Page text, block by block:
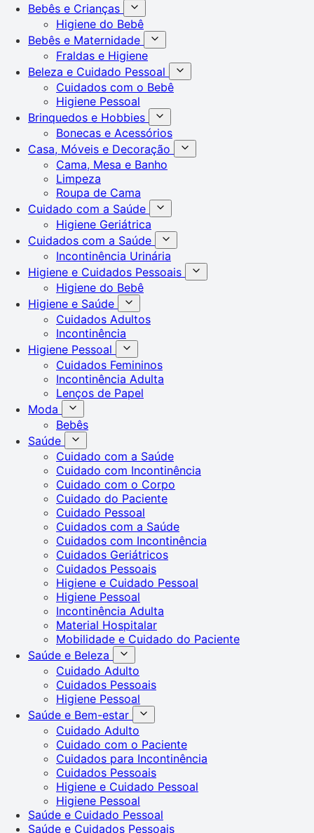
Bebês e Crianças
Higiene do Bebê
Bebês e Maternidade
Fraldas e Higiene
Beleza e Cuidado Pessoal
Cuidados com o Bebê
Higiene Pessoal
Brinquedos e Hobbies
Bonecas e Acessórios
Casa, Móveis e Decoração
Cama, Mesa e Banho
Limpeza
Roupa de Cama
Cuidado com a Saúde
Higiene Geriátrica
Cuidados com a Saúde
Incontinência Urinária
Higiene e Cuidados Pessoais
Higiene do Bebê
Higiene e Saúde
Cuidados Adultos
Incontinência
Higiene Pessoal
Cuidados Femininos
Incontinência Adulta
Lenços de Papel
Moda
Bebês
Saúde
Cuidado com a Saúde
Cuidado com Incontinência
Cuidado com o Corpo
Cuidado do Paciente
Cuidado Pessoal
Cuidados com a Saúde
Cuidados com Incontinência
Cuidados Geriátricos
Cuidados Pessoais
Higiene e Cuidado Pessoal
Higiene Pessoal
Incontinência Adulta
Material Hospitalar
Mobilidade e Cuidado do Paciente
Saúde e Beleza
Cuidado Adulto
Cuidados Pessoais
Higiene Pessoal
Saúde e Bem-estar
Cuidado Adulto
Cuidado com o Paciente
Cuidados para Incontinência
Cuidados Pessoais
Higiene e Cuidado Pessoal
Higiene Pessoal
Saúde e Cuidado Pessoal
Saúde e Cuidados Pessoais